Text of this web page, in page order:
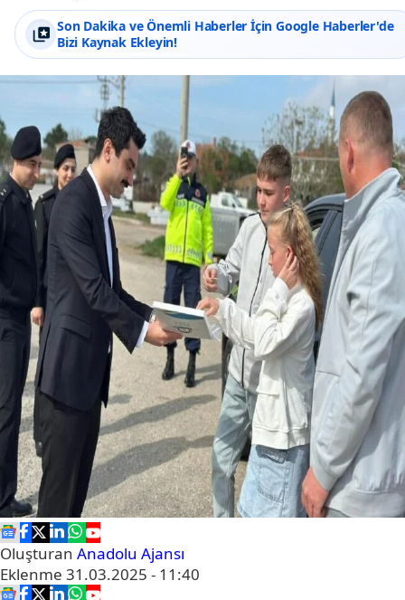
Son Dakika ve Önemli Haberler İçin Google Haberler'de
Bizi Kaynak Ekleyin!
Oluşturan Anadolu Ajansı
Eklenme 31.03.2025 - 11:40